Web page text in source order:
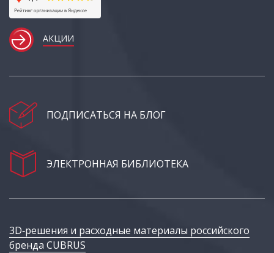
АКЦИИ
ПОДПИСАТЬСЯ НА БЛОГ
ЭЛЕКТРОННАЯ БИБЛИОТЕКА
3D‑решения и расходные материалы российского
бренда CUBRUS